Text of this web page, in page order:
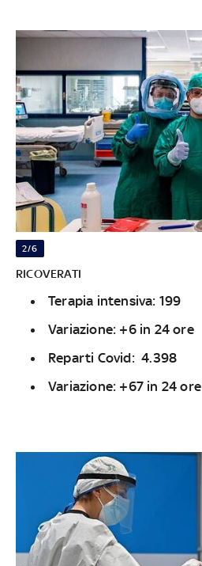
2/6
RICOVERATI
Terapia intensiva: 199
Variazione: +6 in 24 ore
Reparti Covid: 4.398
Variazione: +67 in 24 ore